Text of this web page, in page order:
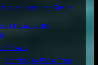
durante la Guerra
il nuovo volto
Provana
Ammiraglio Paolo Treu